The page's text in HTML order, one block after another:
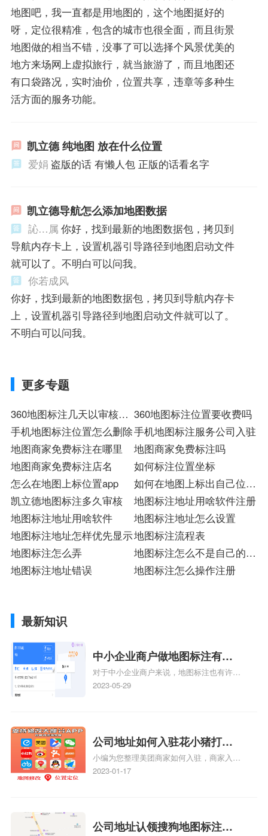
地图吧，我一直都是用地图的，这个地图挺好的
呀，定位很精准，包含的城市也很全面，而且街景
地图做的相当不错，没事了可以选择个风景优美的
地方来场网上虚拟旅行，就当旅游了，而且地图还
有口袋路况，实时油价，位置共享，违章等多种生
活方面的服务功能。
凯立德 纯地图 放在什么位置
爱娟 盗版的话 有懒人包 正版的话看名字
凯立德导航怎么添加地图数据
訫…属 你好，找到最新的地图数据包，拷贝到
导航内存卡上，设置机器引导路径到地图启动文件
就可以了。不明白可以问我。
你若成风
你好，找到最新的地图数据包，拷贝到导航内存卡
上，设置机器引导路径到地图启动文件就可以了。
不明白可以问我。
更多专题
360地图标注几天以审核通
过
360地图标注位置要收费吗
手机地图标注位置怎么删除手机地图标注服务公司入驻
地图商家免费标注在哪里
地图商家免费标注吗
地图商家免费标注店名
如何标注位置坐标
怎么在地图上标位置app
如何在地图上标出自己位置
标
凯立德地图标注多久审核
地图标注地址用啥软件注册
地图标注地址用啥软件
地图标注地址怎么设置
地图标注地址怎样优先显示地图标注流程表
地图标注怎么弄
地图标注怎么不是自己的地
址
地图标注地址错误 地图标注怎么操作注册
最新知识
中小企业商户做地图标注有什
么好处
对于中小企业商户来说，地图标注也有许多
好处，包括：提高可见性和曝光率：通过在
位置，增加商户被发现的机会。方便客户导
航：地图标注可以帮助客户更容易地找到商
户的实际位置。特别是对于新客户或不熟悉
该地区的客户来说，地图标注可以提供明确
图标注服务中心面的存在。对于一些客户来
2023-05-29
公司地址如何入驻花小猪打车
地图标记？指路人地图标注服
务中心铺如何入驻花小猪打车
小编为您整理美团商家如何入驻，商家入驻
教程、商家如何入驻地图、如何入驻地:、
2023-01-17
公司地址认领搜狗地图标注多